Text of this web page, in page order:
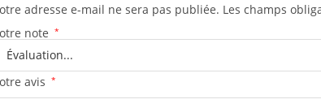
adresse e-mail ne sera pas publiée. Les champs
note *
avis *